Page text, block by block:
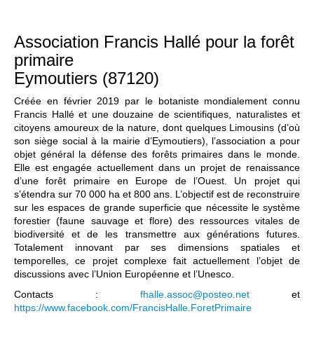
Association Francis Hallé pour la forêt
primaire
Eymoutiers (87120)
Créée en février 2019 par le botaniste mondialement connu
Francis Hallé et une douzaine de scientifiques, naturalistes et
citoyens amoureux de la nature, dont quelques Limousins (d’où
son siège social à la mairie d’Eymoutiers), l’association a pour
objet général la défense des forêts primaires dans le monde.
Elle est engagée actuellement dans un projet de renaissance
d’une forêt primaire en Europe de l’Ouest. Un projet qui
s’étendra sur 70 000 ha et 800 ans. L’objectif est de reconstruire
sur les espaces de grande superficie que nécessite le système
forestier (faune sauvage et flore) des ressources vitales de
biodiversité et de les transmettre aux générations futures.
Totalement innovant par ses dimensions spatiales et
temporelles, ce projet complexe fait actuellement l’objet de
discussions avec l’Union Européenne et l’Unesco.
Contacts : fhalle.assoc@posteo.net et
https://www.facebook.com/FrancisHalle.ForetPrimaire